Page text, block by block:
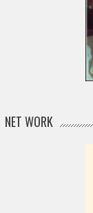
NET WORK